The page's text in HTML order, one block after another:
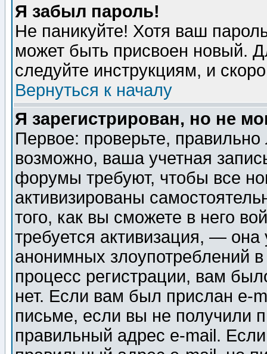
Я забыл пароль!
Не паникуйте! Хотя ваш
может быть присвоен новый.
следуйте инструкциям, и
Вернуться к началу
Я зарегистрирован, но не
Первое: проверьте,
возможно, ваша учетная
форумы требуют, чтобы все
активизированы
того, как вы сможете в него
требуется активизация, —
анонимных злоупотреблений
процесс регистрации, вам
нет. Если вам был прислан e-
письме, если вы не получили
правильный адрес e-mail.